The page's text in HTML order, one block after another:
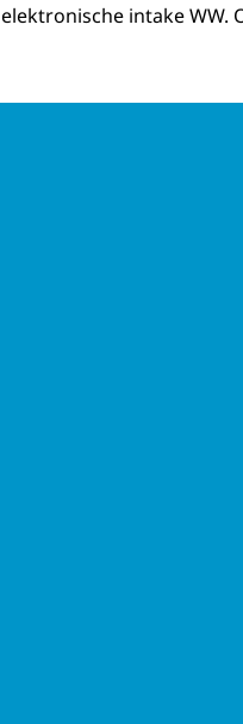
elektronische intake WW.